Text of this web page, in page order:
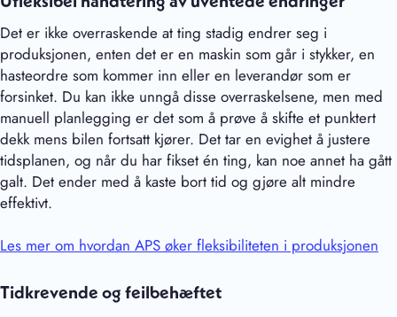
Det er ikke overraskende at ting stadig endrer seg i
produksjonen, enten det er en maskin som går i stykker, en
hasteordre som kommer inn eller en leverandør som er
forsinket. Du kan ikke unngå disse overraskelsene, men med
manuell planlegging er det som å prøve å skifte et punktert
dekk mens bilen fortsatt kjører. Det tar en evighet å justere
tidsplanen, og når du har fikset én ting, kan noe annet ha gått
galt. Det ender med å kaste bort tid og gjøre alt mindre
effektivt.
Les mer om hvordan APS øker fleksibiliteten i produksjonen
Tidkrevende og feilbehæftet